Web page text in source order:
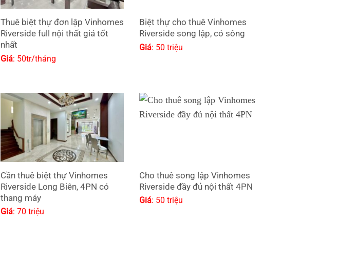
Thuê biệt thự đơn lập Vinhomes
Riverside full nội thất giá tốt
nhất
Giá: 50tr/tháng
Biệt thự cho thuê Vinhomes
Riverside song lập, có sông
Giá: 50 triệu
Cần thuê biệt thự Vinhomes
Riverside Long Biên, 4PN có
thang máy
Giá: 70 triệu
Cho thuê song lập Vinhomes
Riverside đầy đủ nội thất 4PN
Giá: 50 triệu